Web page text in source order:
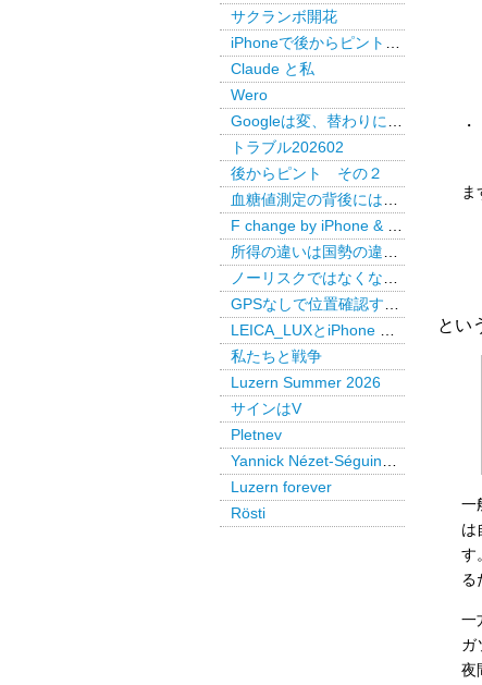
・
とい
一
は
す
る
一
ガ
夜
サクランボ開花
Claude と私
Wero
トラブル202602
後からピント その２
私たちと戦争
Luzern Summer 2026
サインはV
Pletnev
Luzern forever
Rösti